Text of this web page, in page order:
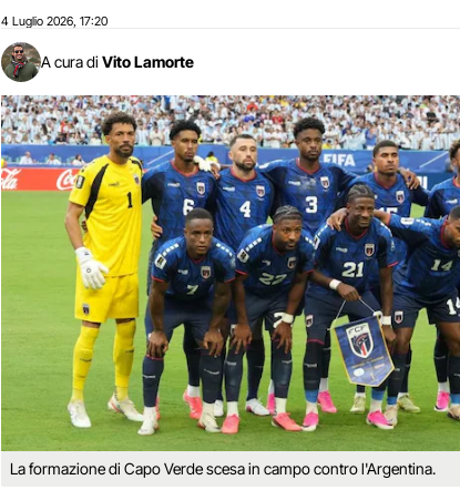
4 Luglio 2026 17:20
A cura di Vito Lamorte
La formazione di Capo Verde scesa in campo contro l'Argentina.